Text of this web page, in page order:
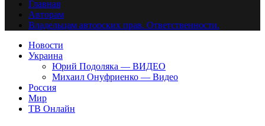
Главная
Авторам
Владельцам авторских прав. Ответственности.
Новости
Украина
Юрий Подоляка — ВИДЕО
Михаил Онуфриенко — Видео
Россия
Мир
ТВ Онлайн